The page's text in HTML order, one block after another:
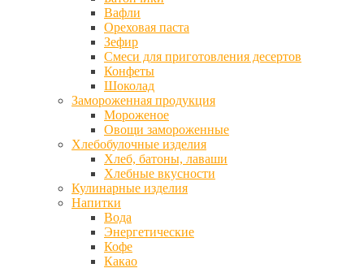
Вафли
Ореховая паста
Зефир
Смеси для приготовления десертов
Конфеты
Шоколад
Замороженная продукция
Мороженое
Овощи замороженные
Хлебобулочные изделия
Хлеб, батоны, лаваши
Хлебные вкусности
Кулинарные изделия
Напитки
Вода
Энергетические
Кофе
Какао